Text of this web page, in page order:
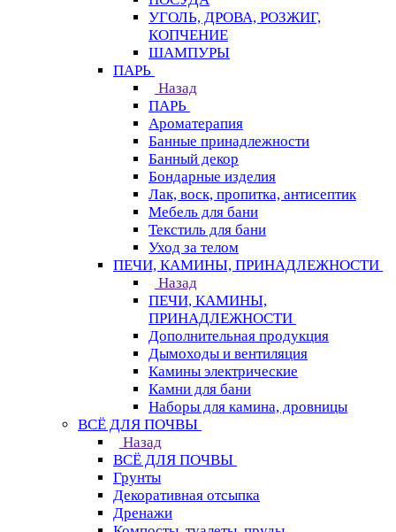
УГОЛЬ, ДРОВА, РОЗЖИГ,
КОПЧЕНИЕ
ШАМПУРЫ
ПАРЬ
Назад
ПАРЬ
Ароматерапия
Банные принадлежности
Банный декор
Бондарные изделия
Лак, воск, пропитка, антисептик
Мебель для бани
Текстиль для бани
Уход за телом
ПЕЧИ, КАМИНЫ, ПРИНАДЛЕЖНОСТИ
Назад
ПЕЧИ, КАМИНЫ,
ПРИНАДЛЕЖНОСТИ
Дополнительная продукция
Дымоходы и вентиляция
Камины электрические
Камни для бани
Наборы для камина, дровницы
ВСЁ ДЛЯ ПОЧВЫ
Назад
ВСЁ ДЛЯ ПОЧВЫ
Грунты
Декоративная отсыпка
Дренажи